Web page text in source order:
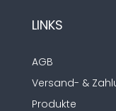
LINKS
AGB
Versand- &
Produkte